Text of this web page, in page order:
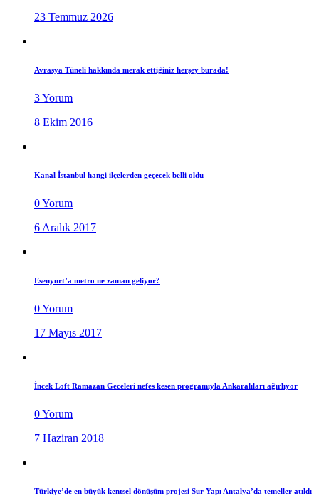
23 Temmuz 2026
Avrasya Tüneli hakkında merak ettiğiniz herşey burada!
3 Yorum
8 Ekim 2016
Kanal İstanbul hangi ilçelerden geçecek belli oldu
0 Yorum
6 Aralık 2017
Esenyurt’a metro ne zaman geliyor?
0 Yorum
17 Mayıs 2017
İncek Loft Ramazan Geceleri nefes kesen programıyla Ankaralıları ağırlıyor
0 Yorum
7 Haziran 2018
Türkiye’de en büyük kentsel dönüşüm projesi Sur Yapı Antalya’da temeller atıldı